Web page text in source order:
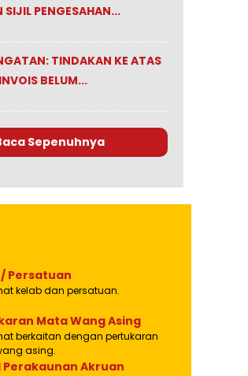
SIJIL PENGESAHAN...
TINDAKAN KE ATAS
BELUM...
Sepenuhnya
Persatuan
kelab dan persatuan.
Mata Wang Asing
berkaitan dengan pertukaran
asing.
Perakaunan Akruan